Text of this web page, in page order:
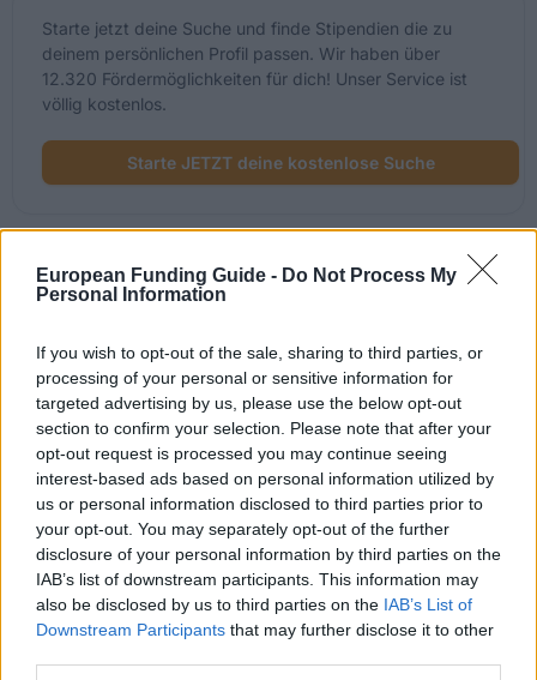
European Funding Guide - Do Not Process My
Personal Information
If you wish to opt-out of the sale, sharing to third parties, or
processing of your personal or sensitive information for
targeted advertising by us, please use the below opt-out
section to confirm your selection. Please note that after your
opt-out request is processed you may continue seeing
interest-based ads based on personal information utilized by
us or personal information disclosed to third parties prior to
your opt-out. You may separately opt-out of the further
disclosure of your personal information by third parties on the
IAB’s list of downstream participants. This information may
also be disclosed by us to third parties on the IAB’s List of
Downstream Participants that may further disclose it to other
Starte jetzt deine Suche und finde Stipendien die zu
deinem persönlichen Profil passen. Wir haben über
12.320 Fördermöglichkeiten für dich! Unser Service ist
völlig kostenlos.
Starte JETZT deine kostenlose Suche
Kürzlich hinzugefügte
Förderungen für dein Studium in Irland
Institution Scholarship
Royal
Society of
Chemistry
(RSC)
Royal Society of Chemistry (RSC) - Royal Society
Chemistry (RSC)
University of
Ulster
University of Ulster - The McColgan Engineering
Scholarship